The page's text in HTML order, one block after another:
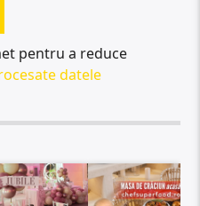
pentru a reduce
datele